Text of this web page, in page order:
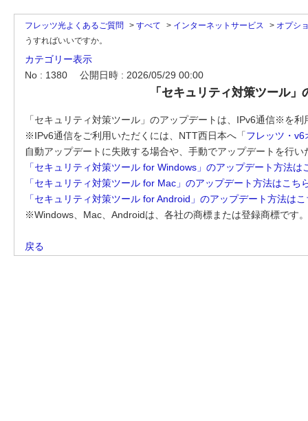
フレッツ光よくあるご質問 > すべて > インターネットサービス > オプシ
うすればいいですか。
カテゴリー表示
No : 1380
公開日時 : 2026/05/29 00:00
「セキュリティ対策ツール
「セキュリティ対策ツール」のアップデートは、IPv6通信※を
※IPv6通信をご利用いただくには、NTT西日本へ「フレッツ・v6
自動アップデートに失敗する場合や、手動でアップデートを行
「セキュリティ対策ツール for Windows」のアップデート方法は
「セキュリティ対策ツール for Mac」のアップデート方法はこち
「セキュリティ対策ツール for Android」のアップデート方法は
※Windows、Mac、Androidは、各社の商標または登録商標です
戻る